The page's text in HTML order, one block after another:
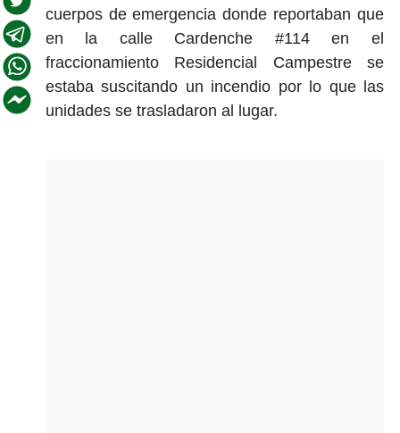
cuerpos de emergencia donde reportaban que
en la calle Cardenche #114 en el
fraccionamiento Residencial Campestre se
estaba suscitando un incendio por lo que las
unidades se trasladaron al lugar.